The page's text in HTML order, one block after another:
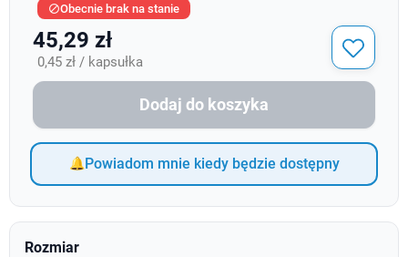
Obecnie brak na stanie
45,29 zł
0,45 zł / kapsułka
Dodaj do koszyka
Powiadom mnie kiedy będzie dostępny
Rozmiar